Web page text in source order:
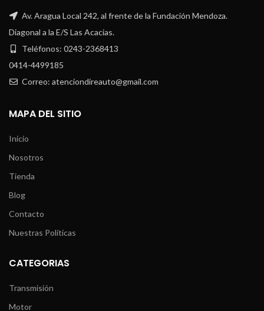
Av. Aragua Local 242, al frente de la Fundación Mendoza.
Diagonal a la E/S Las Acacias.
Teléfonos: 0243-2368413
0414-4499185
Correo: atenciondireauto@gmail.com
MAPA DEL SITIO
Inicio
Nosotros
Tienda
Blog
Contacto
Nuestras Políticas
CATEGORIAS
Transmisión
Motor